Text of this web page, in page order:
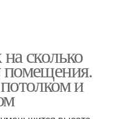
сколько
и